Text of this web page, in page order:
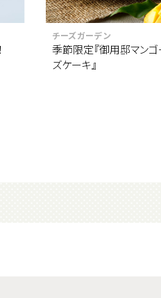
チーズガーデン
季節限定『御用邸マン
ズケーキ』